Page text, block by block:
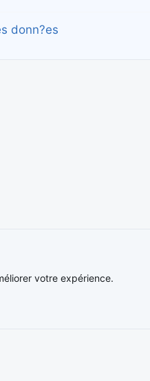
donn?es
Nous contacter
votre expérience.